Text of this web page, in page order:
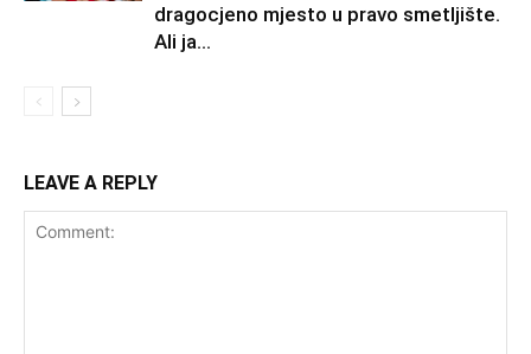
dragocjeno mjesto u pravo smetljište.
Ali ja...
LEAVE A REPLY